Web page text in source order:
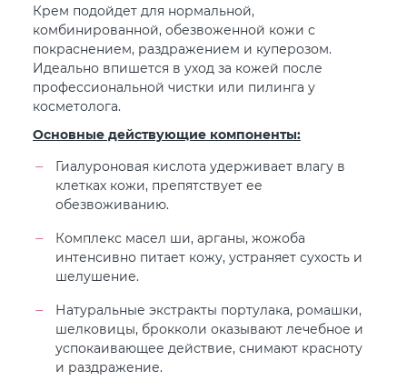
Крем подойдет для нормальной,
комбинированной, обезвоженной кожи с
покраснением, раздражением и куперозом.
Идеально впишется в уход за кожей после
профессиональной чистки или пилинга у
косметолога.
Основные действующие компоненты:
Гиалуроновая кислота удерживает влагу в
клетках кожи, препятствует ее
обезвоживанию.
Комплекс масел ши, арганы, жожоба
интенсивно питает кожу, устраняет сухость и
шелушение.
Натуральные экстракты портулака, ромашки,
шелковицы, брокколи оказывают лечебное и
успокаивающее действие, снимают красноту
и раздражение.